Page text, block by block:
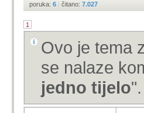
poruka: 6 | čitano: 7.027
1
Ovo je tema
se nalaze
jedno tijelo".